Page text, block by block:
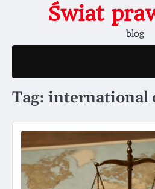
Świat
blog
Tag: international